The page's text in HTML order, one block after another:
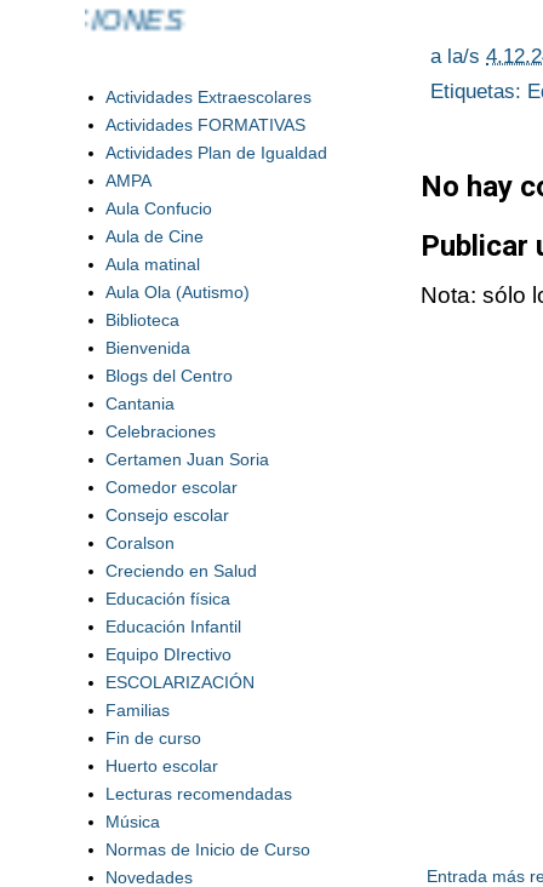
a la/s
Etiquetas:
No hay
Publicar
Nota: sólo
Entrada más
Actividades Extraescolares
Actividades FORMATIVAS
Actividades Plan de Igualdad
AMPA
Aula Confucio
Aula de Cine
Aula matinal
Aula Ola (Autismo)
Biblioteca
Bienvenida
Blogs del Centro
Cantania
Celebraciones
Certamen Juan Soria
Comedor escolar
Consejo escolar
Coralson
Creciendo en Salud
Educación física
Educación Infantil
Equipo DIrectivo
ESCOLARIZACIÓN
Familias
Fin de curso
Huerto escolar
Lecturas recomendadas
Música
Normas de Inicio de Curso
Novedades